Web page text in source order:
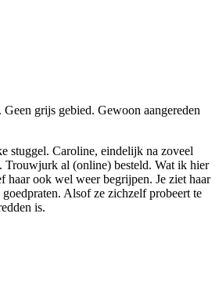
grijs gebied. Gewoon aangereden
stuggel. Caroline, eindelijk na zoveel
Trouwjurk al (online) besteld. Wat ik hier
haar ook wel weer begrijpen. Je ziet haar
Alsof ze zichzelf probeert te
is.